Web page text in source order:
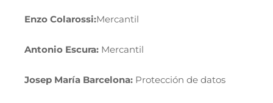
Enzo Colarossi:Mercantil
Antonio Escura: Mercantil
Josep María Barcelona: Protección de datos